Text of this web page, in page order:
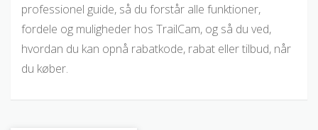
professionel guide, så du forstår alle funktioner,
fordele og muligheder hos TrailCam, og så du ved,
hvordan du kan opnå rabatkode, rabat eller tilbud, når
du køber.